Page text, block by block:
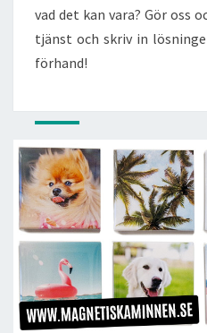
vad det kan vara? Gör oss
tjänst och skriv in
förhand!